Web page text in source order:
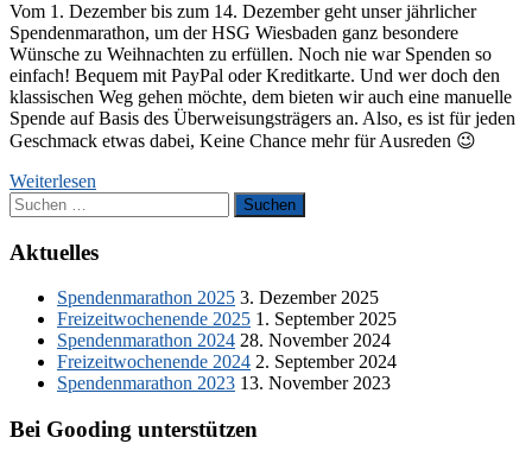
Vom 1. Dezember bis zum 14. Dezember geht unser jährlicher
Spendenmarathon, um der HSG Wiesbaden ganz besondere
Wünsche zu Weihnachten zu erfüllen. Noch nie war Spenden so
einfach! Bequem mit PayPal oder Kreditkarte. Und wer doch den
klassischen Weg gehen möchte, dem bieten wir auch eine manuelle
Spende auf Basis des Überweisungsträgers an. Also, es ist für jeden
Geschmack etwas dabei, Keine Chance mehr für Ausreden 😉
Weiterlesen
Suchen
nach:
Aktuelles
Spendenmarathon 2025 3. Dezember 2025
Freizeitwochenende 2025 1. September 2025
Spendenmarathon 2024 28. November 2024
Freizeitwochenende 2024 2. September 2024
Spendenmarathon 2023 13. November 2023
Bei Gooding unterstützen